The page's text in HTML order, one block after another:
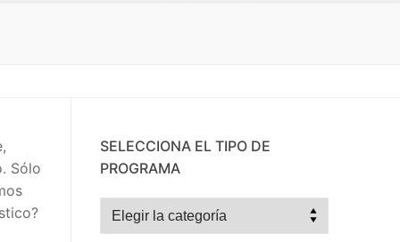
Sólo
SELECCIONA EL TIPO DE
PROGRAMA
Selecciona